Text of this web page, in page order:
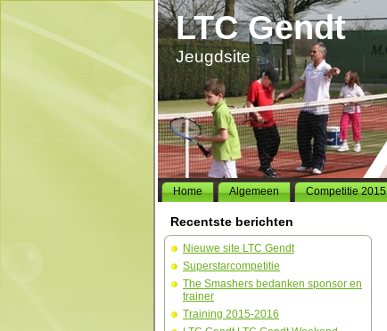
LTC Gendt
Jeugdsite
Home Algemeen Competitie 2015
Recentste berichten
Nieuwe site LTC Gendt
Superstarcompetitie
The Smashers bedanken sponsor en
trainer
Training 2015-2016